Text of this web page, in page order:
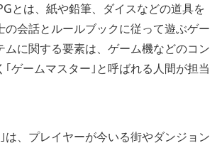
とは、紙や鉛筆、ダイスなどの道具を
の会話とルールブックに従って遊ぶゲー
ムに関する要素は、ゲーム機などのコン
｢ゲームマスター｣と呼ばれる人間が担当
は、プレイヤーが今いる街やダンジョン